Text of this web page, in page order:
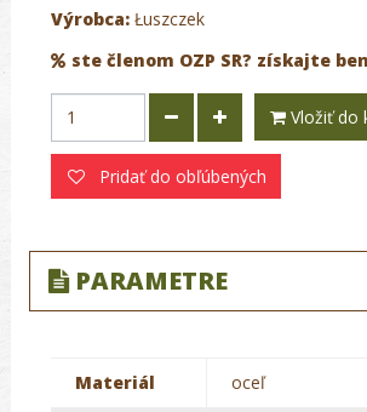
Výrobca: Łuszczek
ste členom OZP SR? získajte
Vložiť do
Pridať do obľúbených
PARAMETRE
Materiál oceľ